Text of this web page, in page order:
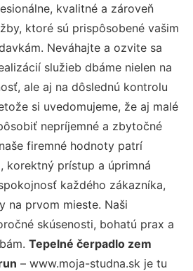
kvalitné a zároveň
ktoré sú prispôsobené vašim
Neváhajte a ozvite sa
služieb dbáme nielen na
ale aj na dôslednú kontrolu
si uvedomujeme, že aj malé
nepríjemné a zbytočné
firemné hodnoty patrí
korektný prístup a úprimná
každého zákazníka,
na prvom mieste. Naši
skúsenosti, bohatú prax a
Tepelné čerpadlo zem
– www.moja-studna.sk je tu